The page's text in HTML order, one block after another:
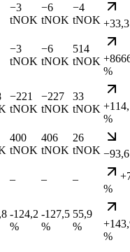
−3
tNOK
−6
tNOK
−4
tNOK
−3
tNOK
−6
tNOK
514
tNOK
%
−221
tNOK
−227
tNOK
33
tNOK
%
400
tNOK
406
tNOK
26
tNOK
– – –
%
-124,2
%
-127,5
%
55,9
%
%